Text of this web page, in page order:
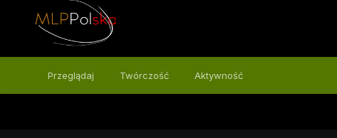
Przeglądaj Twórczość Aktywność